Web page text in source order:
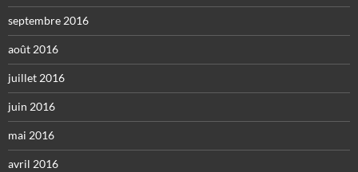
septembre 2016
août 2016
juillet 2016
juin 2016
mai 2016
avril 2016